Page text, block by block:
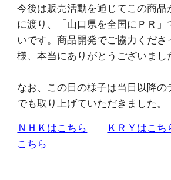
今後は販売活動を通じてこの商品
に渡り、「山口県を全国にＰＲ」
いです。商品開発でご協力くださ
様、本当にありがとうございまし
なお、この日の様子は当日以降の
でも取り上げていただきました。
ＮＨＫはこちら
ＫＲＹはこち
こちら